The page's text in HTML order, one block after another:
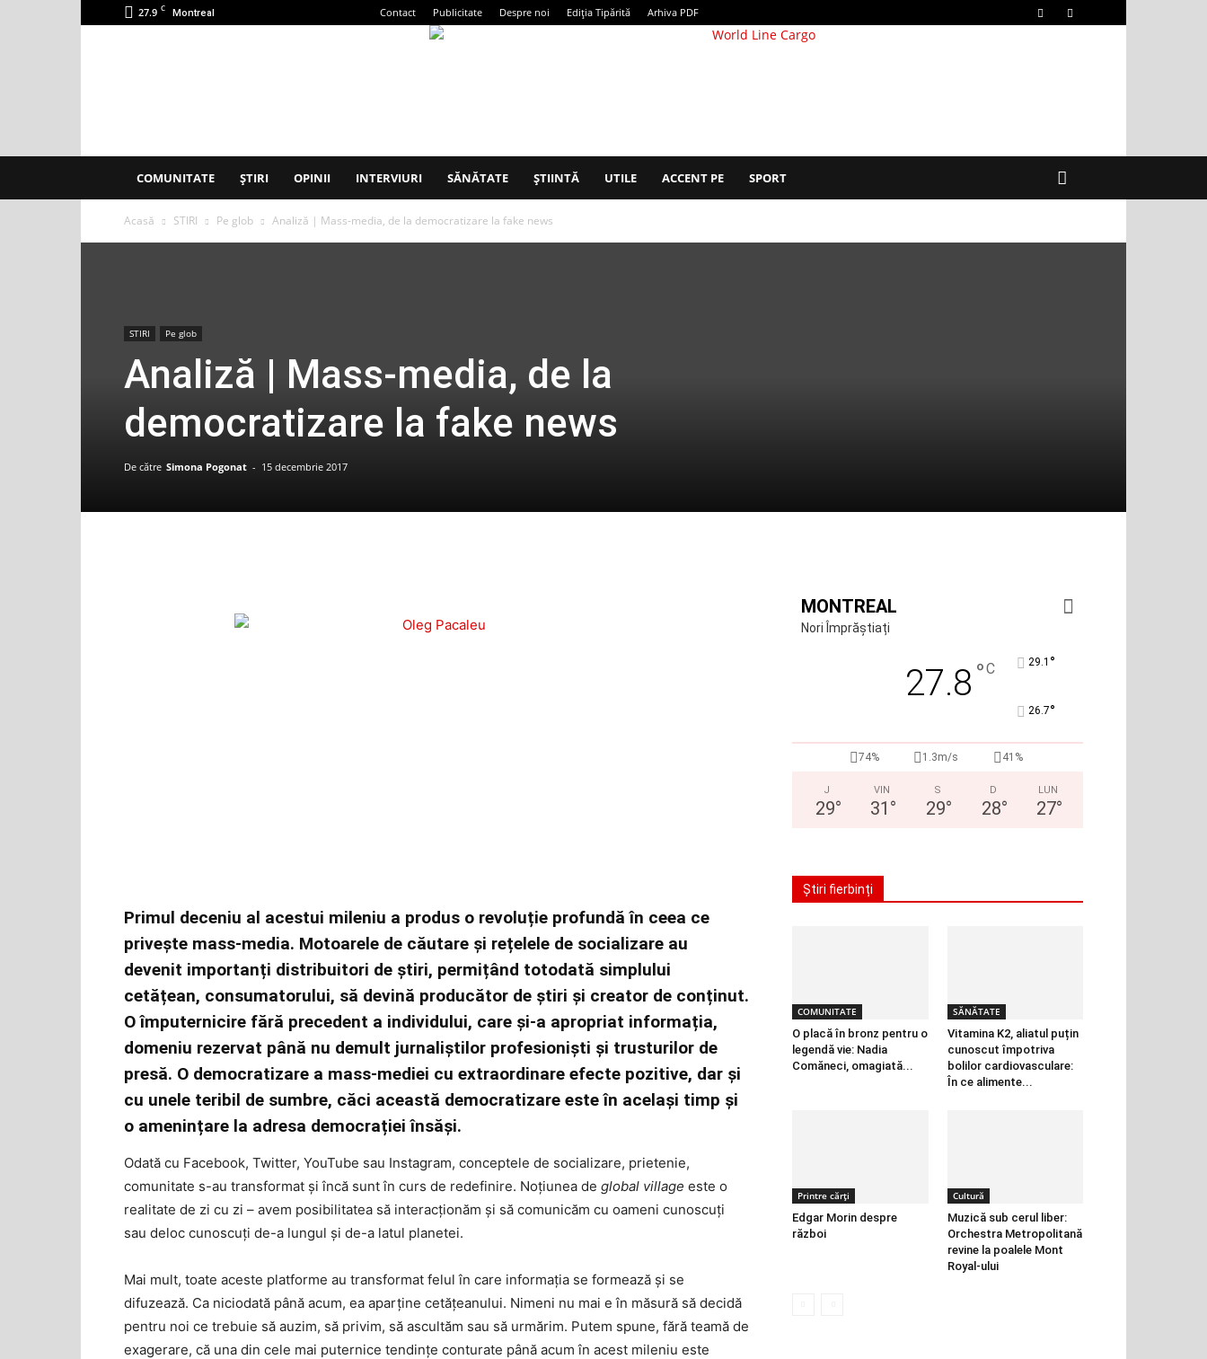
27.9 C Montreal Contact Publicitate Despre noi Ediția Tipărită Arhiva PDF
COMUNITATE ȘTIRI OPINII INTERVIURI SĂNĂTATE ȘTIINTĂ UTILE ACCENT PE SPORT
Acasă STIRI Pe glob Analiză | Mass-media, de la democratizare la fake news
STIRI Pe glob
Analiză | Mass-media, de la
democratizare la fake news
De către Simona Pogonat - 15 decembrie 2017
Primul deceniu al acestui mileniu a produs o revoluție profundă în ceea ce
privește mass-media. Motoarele de căutare și rețelele de socializare au
devenit importanți distribuitori de știri, permițând totodată simplului
cetățean, consumatorului, să devină producător de știri și creator de conținut.
O împuternicire fără precedent a individului, care și-a apropriat informația,
domeniu rezervat până nu demult jurnaliștilor profesioniști și trusturilor de
presă. O democratizare a mass-mediei cu extraordinare efecte pozitive, dar și
cu unele teribil de sumbre, căci această democratizare este în același timp și
o amenințare la adresa democrației însăși.
Odată cu Facebook, Twitter, YouTube sau Instagram, conceptele de socializare, prietenie,
comunitate s-au transformat și încă sunt în curs de redefinire. Noțiunea de global village este o
realitate de zi cu zi – avem posibilitatea să interacționăm și să comunicăm cu oameni cunoscuți
sau deloc cunoscuți de-a lungul și de-a latul planetei.
Mai mult, toate aceste platforme au transformat felul în care informația se formează și se
difuzează. Ca niciodată până acum, ea aparține cetățeanului. Nimeni nu mai e în măsură să decidă
pentru noi ce trebuie să auzim, să privim, să ascultăm sau să urmărim. Putem spune, fără teamă de
exagerare, că una din cele mai puternice tendințe conturate până acum în acest mileniu este
MONTREAL
Nori Împrăștiați
27.8 °C 29.1 °
26.7°
74% 1.3m/s 41%
J
29°
VIN
31 °
S
29°
D
28°
LUN
27°
Știri fierbinți
COMUNITATE
O placă în bronz pentru o
legendă vie: Nadia
Comăneci, omagiată...
SĂNĂTATE
Vitamina K2, aliatul puțin
cunoscut împotriva
bolilor cardiovasculare:
În ce alimente...
Printre cărți
Edgar Morin despre
război
Cultură
Muzică sub cerul liber:
Orchestra Metropolitană
revine la poalele Mont
Royal-ului